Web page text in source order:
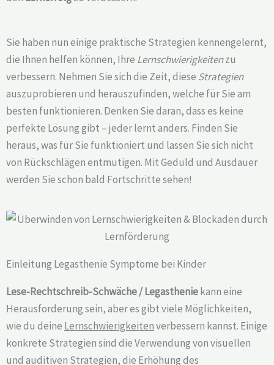
Sie haben nun einige praktische Strategien kennengelernt,
die Ihnen helfen können, Ihre Lernschwierigkeitenzu
verbessern. Nehmen Sie sich die Zeit, diese Strategien
auszuprobieren und herauszufinden, welche für Sie am
besten funktionieren. Denken Sie daran, dass es keine
perfekte Lösung gibt – jeder lernt anders. Finden Sie
heraus, was für Sie funktioniert und lassen Sie sich nicht
von Rückschlägen entmutigen. Mit Geduld und Ausdauer
werden Sie schon bald Fortschritte sehen!
Einleitung Legasthenie Symptome bei Kinder
Lese-Rechtschreib-Schwäche / Legastheniekann eine
Herausforderung sein, aber es gibt viele Möglichkeiten,
wie du deine Lernschwierigkeitenverbessern kannst. Einige
konkrete Strategien sind die Verwendung von visuellen
und auditiven Strategien, die Erhöhung des